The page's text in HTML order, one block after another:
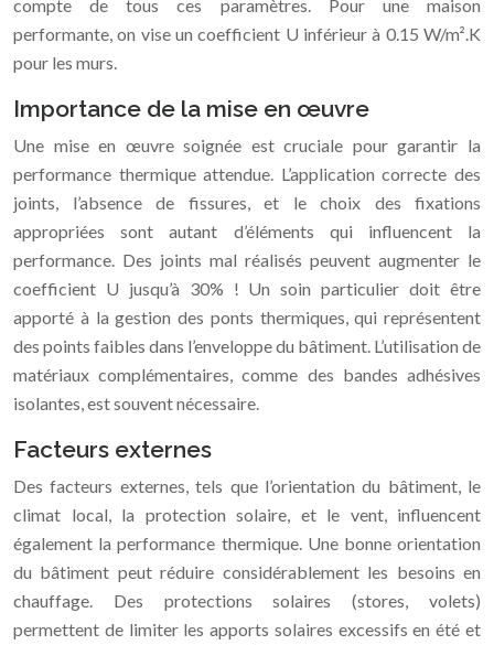
compte de tous ces paramètres. Pour une maison
performante, on vise un coefficient U inférieur à 0.15 W/m².K
pour les murs.
Importance de la mise en œuvre
Une mise en œuvre soignée est cruciale pour garantir la
performance thermique attendue. L’application correcte des
joints, l’absence de fissures, et le choix des fixations
appropriées sont autant d’éléments qui influencent la
performance. Des joints mal réalisés peuvent augmenter le
coefficient U jusqu’à 30% ! Un soin particulier doit être
apporté à la gestion des ponts thermiques, qui représentent
des points faibles dans l’enveloppe du bâtiment. L’utilisation de
matériaux complémentaires, comme des bandes adhésives
isolantes, est souvent nécessaire.
Facteurs externes
Des facteurs externes, tels que l’orientation du bâtiment, le
climat local, la protection solaire, et le vent, influencent
également la performance thermique. Une bonne orientation
du bâtiment peut réduire considérablement les besoins en
chauffage. Des protections solaires (stores, volets)
permettent de limiter les apports solaires excessifs en été et